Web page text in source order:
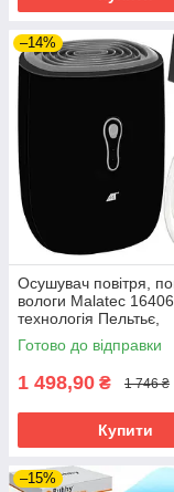
–14%
Осушувач повітря,
вологи Malatec 16406
технологія Пельтьє,
резервуар 800 мл
Готово до відправки
1 498,90 ₴ 1 746 ₴
Купити
–15%